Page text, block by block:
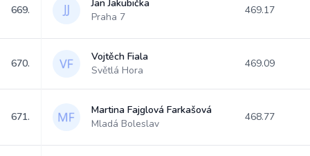
669.
Jan Jakubička
Praha 7
469.17
670.
Vojtěch Fiala
Světlá Hora
469.09
671.
Martina Fajglová Farkašová
Mladá Boleslav
468.77